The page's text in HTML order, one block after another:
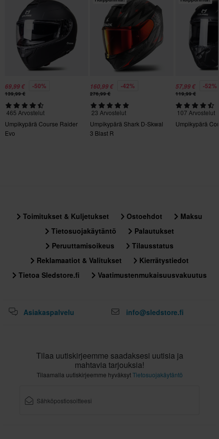
XXL
280 x 335 x 265 mm
S
275 x 330 x 265 mm
Sertifiointistandardi
ECE 22.06
69,99 € -50%
139,99 €
465 Arvostelut
Umpikypärä Course Raider
Evo
160,99 € -42%
276,99 €
23 Arvostelut
Umpikypärä Shark D-Skwal
3 Blast R
57,99 € -52%
119,99 €
107 Arvostelut
Umpikypärä
Toimitukset & Kuljetukset Ostoehdot
Maksu
Tietosuojakäytäntö
Palautukset
Peruuttamisoikeus
Tilausstatus
Reklamaatiot & Valitukset
Kierrätystiedot
Tietoa Sledstore.fi
Vaatimustenmukaisuusvakuutus
Asiakaspalvelu info@sledstore.fi
Tilaa uutiskirjeemme saadaksesi uutisia ja
mahtavia tarjouksia!
Tilaamalla uutiskirjeemme hyväksytTietosuojakäytäntö